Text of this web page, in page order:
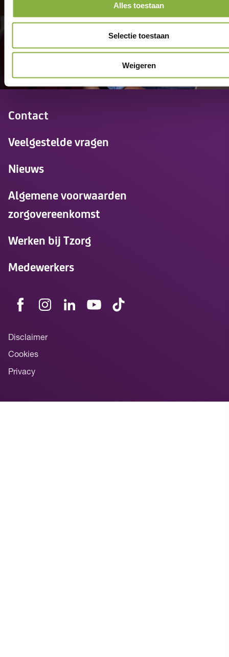
Alles toestaan
Selectie toestaan
Weigeren
Contact
Veelgestelde vragen
Nieuws
Algemene voorwaarden
zorgovereenkomst
Werken bij Tzorg
Medewerkers
Disclaimer
Cookies
Privacy